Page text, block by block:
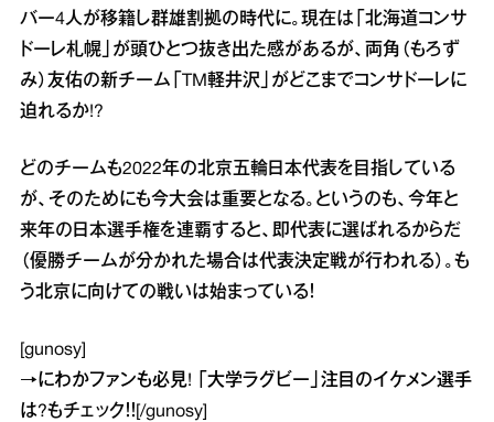
バー4人が移籍し群雄割拠の時代に。現在は「北海道コンサ
ドーレ札幌」が頭ひとつ抜き出た感があるが、両角（もろず
み）友佑の新チーム「TM軽井沢」がどこまでコンサドーレに
迫れるか!?
どのチームも2022年の北京五輪日本代表を目指している
が、そのためにも今大会は重要となる。というのも、今年と
来年の日本選手権を連覇すると、即代表に選ばれるからだ
（優勝チームが分かれた場合は代表決定戦が行われる）。も
う北京に向けての戦いは始まっている！
[gunosy]
→にわかファンも必見! 「大学ラグビー」注目のイケメン選手
は?もチェック！！[/gunosy]